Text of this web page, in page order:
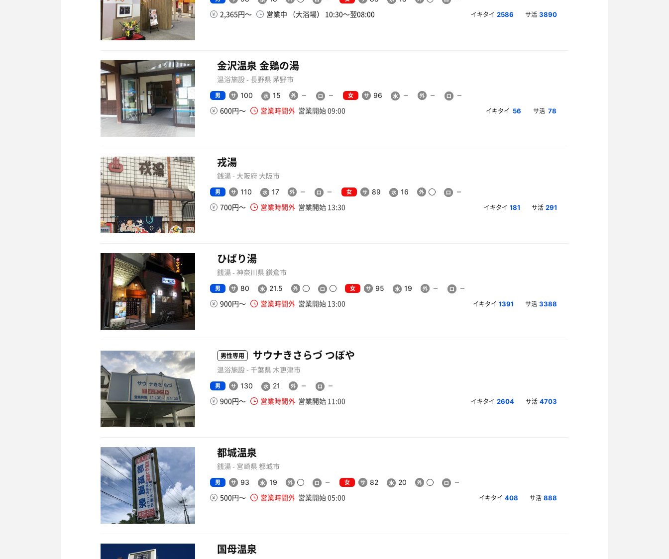
2,365円〜 営業中 （大浴場） 10:30〜翌08:00 イキタイ 2586 サ活 3890
金沢温泉 金鶏の湯
温浴施設 - 長野県 茅野市
男 100 15 女 96
600円〜 営業時間外 営業開始 09:00 イキタイ 56 サ活 78
戎湯
銭湯 - 大阪府 大阪市
男 110 17 女 89 16
700円〜 営業時間外 営業開始 13:30 イキタイ 181 サ活 291
ひばり湯
銭湯 - 神奈川県 鎌倉市
男 80 21.5 女 95 19
900円〜 営業時間外 営業開始 13:00 イキタイ 1391 サ活 3388
男性専用 サウナきさらづ つぼや
温浴施設 - 千葉県 木更津市
男 130 21
900円〜 営業時間外 営業開始 11:00 イキタイ 2604 サ活 4703
都城温泉
銭湯 - 宮崎県 都城市
男 93 19 女 82 20
500円〜 営業時間外 営業開始 05:00 イキタイ 408 サ活 888
国母温泉